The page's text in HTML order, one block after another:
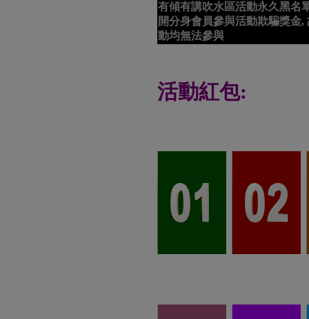
有傾有講吹水區活動永久黑名
開分身會員參與活動欺騙獎金,
動均無法參與
活動紅包: